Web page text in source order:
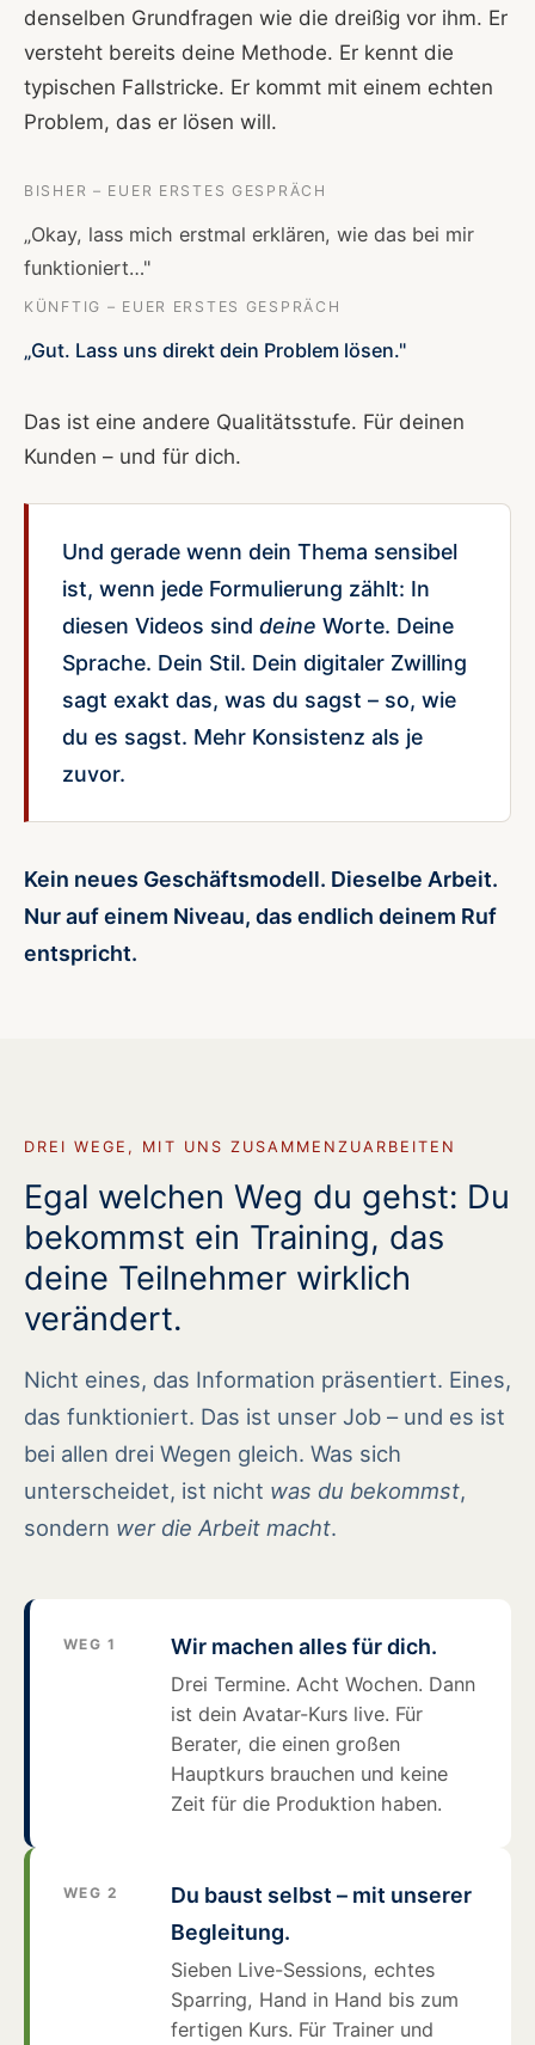
denselben Grundfragen wie die dreißig vor ihm. Er
versteht bereits deine Methode. Er kennt die
typischen Fallstricke. Er kommt mit einem echten
Problem, das er lösen will.
BISHER – EUER ERSTES GESPRÄCH
„Okay, lass mich erstmal erklären, wie das bei mir
funktioniert…"
KÜNFTIG – EUER ERSTES GESPRÄCH
„Gut. Lass uns direkt dein Problem lösen."
Das ist eine andere Qualitätsstufe. Für deinen
Kunden – und für dich.
Und gerade wenn dein Thema sensibel
ist, wenn jede Formulierung zählt: In
diesen Videos sind deine Worte. Deine
Sprache. Dein Stil. Dein digitaler Zwilling
sagt exakt das, was du sagst – so, wie
du es sagst. Mehr Konsistenz als je
zuvor.
Kein neues Geschäftsmodell. Dieselbe Arbeit.
Nur auf einem Niveau, das endlich deinem Ruf
entspricht.
DREI WEGE, MIT UNS ZUSAMMENZUARBEITEN
Egal welchen Weg du gehst: Du
bekommst ein Training, das
deine Teilnehmer wirklich
verändert.
Nicht eines, das Information präsentiert. Eines,
das funktioniert. Das ist unser Job – und es ist
bei allen drei Wegen gleich. Was sich
unterscheidet, ist nicht was du bekommst,
sondern wer die Arbeit macht.
WEG 1 Wir machen alles für dich.
Drei Termine. Acht Wochen. Dann
ist dein Avatar-Kurs live. Für
Berater, die einen großen
Hauptkurs brauchen und keine
Zeit für die Produktion haben.
WEG 2
Du baust selbst – mit unserer
Begleitung.
Sieben Live-Sessions, echtes
Sparring, Hand in Hand bis zum
fertigen Kurs. Für Trainer und